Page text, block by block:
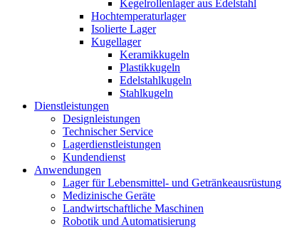
Kegelrollenlager aus Edelstahl
Hochtemperaturlager
Isolierte Lager
Kugellager
Keramikkugeln
Plastikkugeln
Edelstahlkugeln
Stahlkugeln
Dienstleistungen
Designleistungen
Technischer Service
Lagerdienstleistungen
Kundendienst
Anwendungen
Lager für Lebensmittel- und Getränkeausrüstung
Medizinische Geräte
Landwirtschaftliche Maschinen
Robotik und Automatisierung